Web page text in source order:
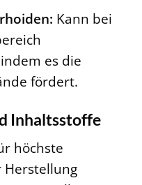
Kann bei
es die
fördert.
Inhaltsstoffe
höchste